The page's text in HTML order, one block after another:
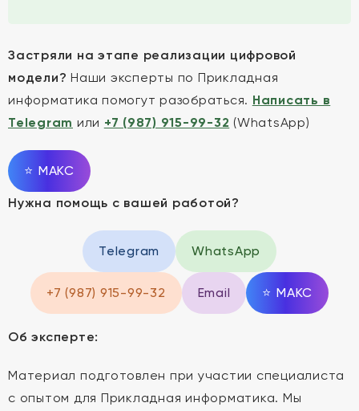
Застряли на этапе реализации цифровой
модели? Наши эксперты по Прикладная
информатика помогут разобраться. Написать в
Telegram или +7 (987) 915-99-32 (WhatsApp)
⭐ MAКС
Нужна помощь с вашей работой?
Telegram WhatsApp
+7 (987) 915-99-32 Email ⭐ MAКС
Об эксперте:
Материал подготовлен при участии специалиста
с опытом для Прикладная информатика. Мы